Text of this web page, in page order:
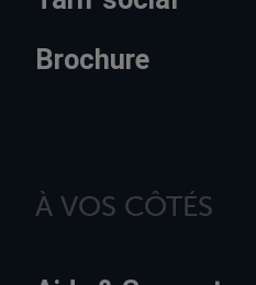
Brochure
À VOS CÔTÉS